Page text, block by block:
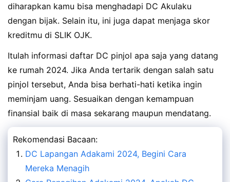
diharapkan kamu bisa menghadapi DC Akulaku
dengan bijak. Selain itu, ini juga dapat menjaga skor
kreditmu di SLIK OJK.
Itulah informasi daftar DC pinjol apa saja yang datang
ke rumah 2024. Jika Anda tertarik dengan salah satu
pinjol tersebut, Anda bisa berhati-hati ketika ingin
meminjam uang. Sesuaikan dengan kemampuan
finansial baik di masa sekarang maupun mendatang.
Rekomendasi Bacaan:
DC Lapangan Adakami 2024, Begini Cara
Mereka Menagih